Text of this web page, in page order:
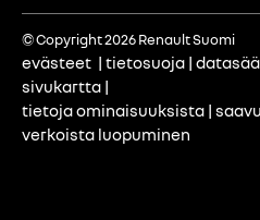
© Copyright 2026 Renault Suomi
evästeet |tietosuoja |
sivukartta |
tietoja ominaisuuksista |
verkoista luopuminen